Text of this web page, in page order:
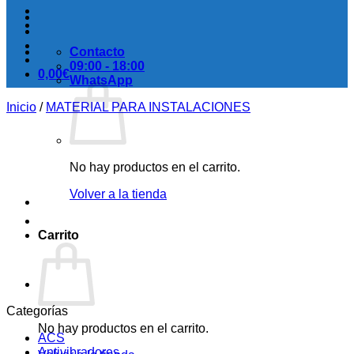
0,00€
No hay productos en el carrito.
Volver a la tienda
Carrito
No hay productos en el carrito.
Contacto
09:00 - 18:00
WhatsApp
Inicio / MATERIAL PARA INSTALACIONES
Categorías
ACS